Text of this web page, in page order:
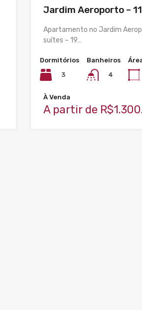
Jardim Aeroporto –
Apartamento no Jardim
suítes – 19…
Dormitórios
3
Banheiros
4
À Venda
A partir de